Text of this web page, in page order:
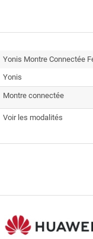
Yonis Montre Connectée
Yonis
Montre connectée
Voir les modalités